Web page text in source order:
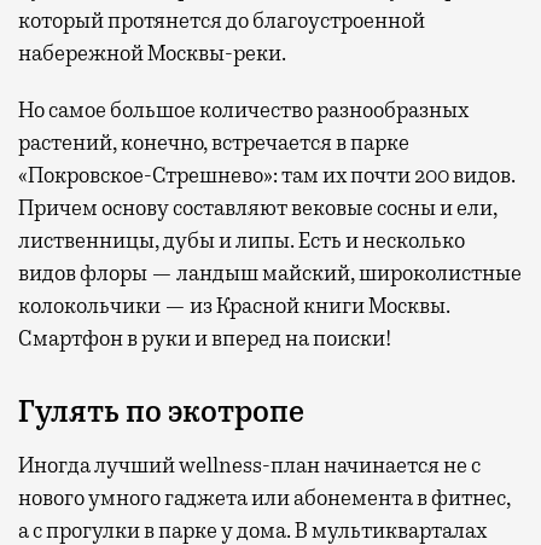
который протянется до благоустроенной
набережной Москвы-реки.
Но самое большое количество разнообразных
растений, конечно, встречается в парке
«Покровское-Стрешнево»: там ихпочти 200 видов.
Причем основу составляют вековые сосны и ели,
лиственницы, дубы и липы. Есть и несколько
видов флоры — ландыш майский, широколистные
колокольчики — из Красной книги Москвы.
Смартфон в руки и вперед на поиски!
Гулять по экотропе
Иногда лучший wellness-план начинается не с
нового умного гаджета или абонемента в фитнес,
а с прогулки в парке у дома. В мультикварталах